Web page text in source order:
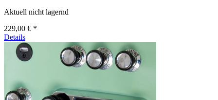
Aktuell nicht lagernd
229,00 € *
Details